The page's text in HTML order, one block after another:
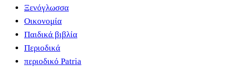
Ξενόγλωσσα
Οικονομία
Παιδικά βιβλία
Περιοδικά
περιοδικό Patria